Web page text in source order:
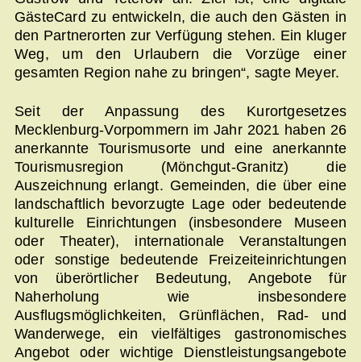
GästeCard zu entwickeln, die auch den Gästen in
den Partnerorten zur Verfügung stehen. Ein kluger
Weg, um den Urlaubern die Vorzüge einer
gesamten Region nahe zu bringen“, sagte Meyer.
Seit der Anpassung des Kurortgesetzes
Mecklenburg-Vorpommern im Jahr 2021 haben 26
anerkannte Tourismusorte und eine anerkannte
Tourismusregion (Mönchgut-Granitz) die
Auszeichnung erlangt. Gemeinden, die über eine
landschaftlich bevorzugte Lage oder bedeutende
kulturelle Einrichtungen (insbesondere Museen
oder Theater), internationale Veranstaltungen
oder sonstige bedeutende Freizeiteinrichtungen
von überörtlicher Bedeutung, Angebote für
Naherholung wie insbesondere
Ausflugsmöglichkeiten, Grünflächen, Rad- und
Wanderwege, ein vielfältiges gastronomisches
Angebot oder wichtige Dienstleistungsangebote